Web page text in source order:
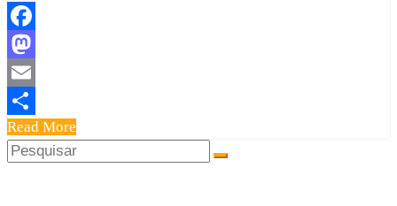
Facebook
Mastodon
Email
Share
Read More